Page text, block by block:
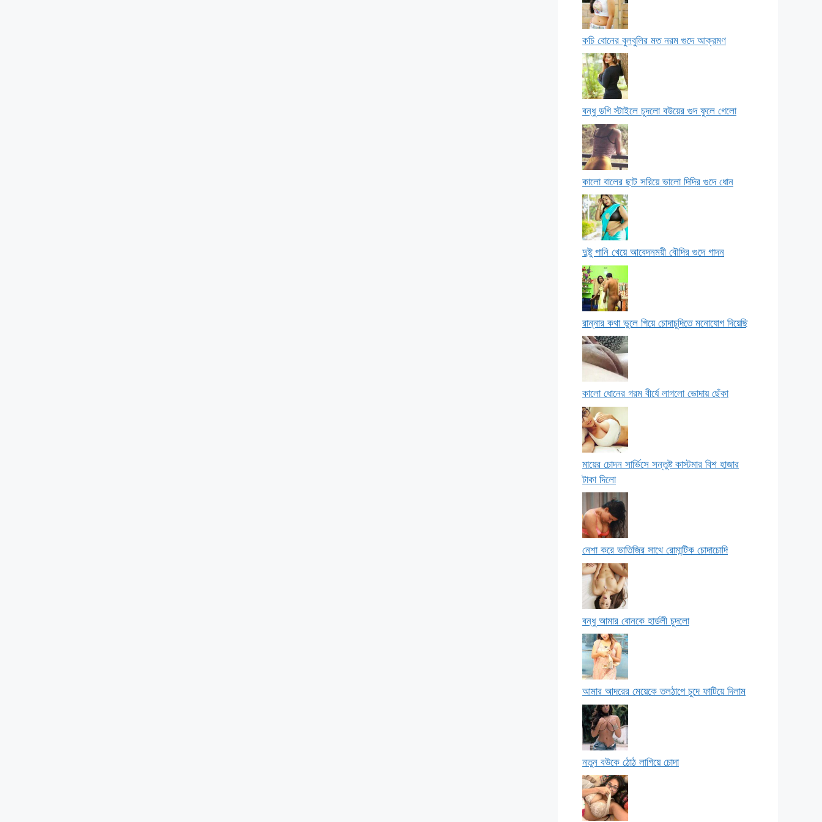
কচি বোনের বুলবুলির মত নরম গুদে আক্রমণ
বন্ধু ডগি স্টাইলে চুদলো বউয়ের গুদ ফুলে গেলো
কালো বালের ছাট সরিয়ে ভালো দিদির গুদে ধোন
দুষ্টু পানি খেয়ে আবেদনময়ী বৌদির গুদে গাদন
রান্নার কথা ভুলে গিয়ে চোদাচুদিতে মনোযোগ দিয়েছি
কালো ধোনের গরম বীর্যে লাগলো ভোদায় ছেঁকা
মায়ের চোদন সার্ভিসে সন্তুষ্ট কাস্টমার বিশ হাজার
টাকা দিলো
নেশা করে ভাতিজির সাথে রোমান্টিক চোদাচোদি
বন্ধু আমার বোনকে হার্ডলী চুদলো
আমার আদরের মেয়েকে তলঠাপে চুদে ফাটিয়ে দিলাম
নতুন বউকে ঠোঠ লাগিয়ে চোদা